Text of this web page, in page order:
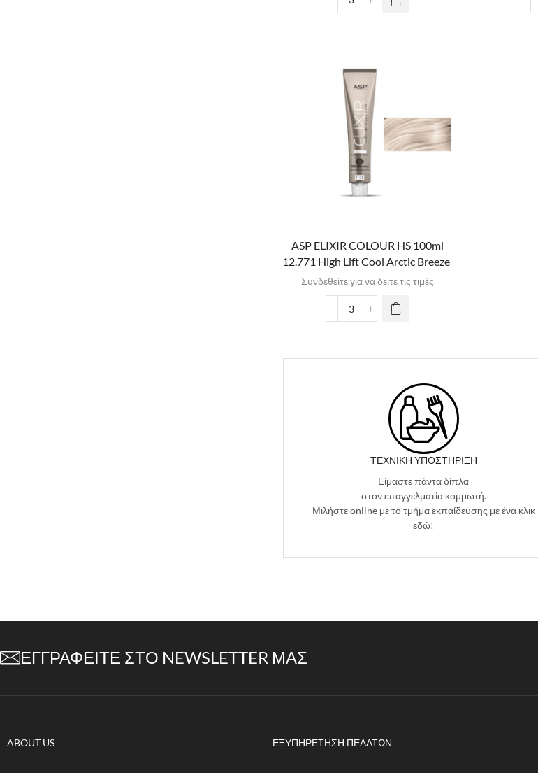
ASP ELIXIR COLOUR HS 100ml
12.771 High Lift Cool Arctic Breeze
Συνδεθείτε για να δείτε τις τιμές
ΤΕΧΝΙΚΉ ΥΠΟΣΤΉΡΙΞΗ
Είμαστε πάντα δίπλα
στον επαγγελματία κομμωτή.
Μιλήστε online με το τμήμα εκπαίδευσης με ένα κλικ
εδώ!
ΕΓΓΡΑΦΕΊΤΕ ΣΤΟ NEWSLETTER ΜΑΣ
ABOUT US ΕΞΥΠΗΡΈΤΗΣΗ ΠΕΛΑΤΏΝ